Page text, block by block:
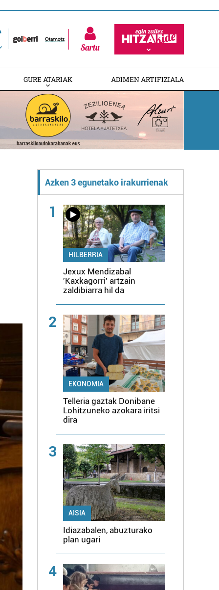
Sartu
GURE ATARIAK ADIMEN ARTIFIZIALA
Azken 3 egunetako irakurrienak
1
HILBERRIA
Jexux Mendizabal
'Kaxkagorri' artzain
zaldibiarra hil da
2
EKONOMIA
Telleria gaztak Donibane
Lohitzuneko azokara iritsi
dira
3
AISIA
Idiazabalen, abuzturako
plan ugari
4